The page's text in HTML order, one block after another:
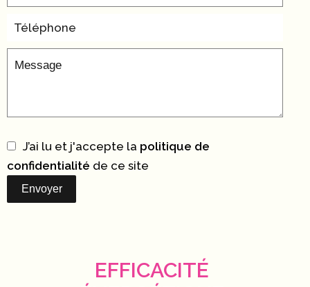
J’ai lu et j'accepte la politique de
confidentialité de ce site
Envoyer
EFFICACITÉ